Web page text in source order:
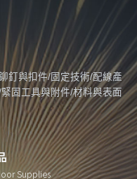
釘與扣件/固定技術/配線產
固工具與附件/材料與表面
Supplies